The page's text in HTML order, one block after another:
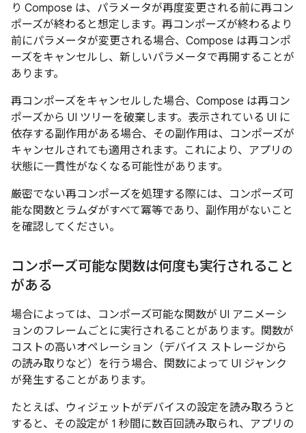
り Compose は、パラメータが再度変更される前に再コン
ポーズが終わると想定します。再コンポーズが終わるより
前にパラメータが変更される場合、Compose は再コンポ
ーズをキャンセルし、新しいパラメータで再開することが
あります。
再コンポーズをキャンセルした場合、Compose は再コン
ポーズから UI ツリーを破棄します。表示されている UI に
依存する副作用がある場合、その副作用は、コンポーズが
キャンセルされても適用されます。これにより、アプリの
状態に一貫性がなくなる可能性があります。
厳密でない再コンポーズを処理する際には、コンポーズ可
能な関数とラムダがすべて冪等であり、副作用がないこと
を確認してください。
コンポーズ可能な関数は何度も実行されること
がある
場合によっては、コンポーズ可能な関数が UI アニメーシ
ョンのフレームごとに実行されることがあります。関数が
コストの高いオペレーション（デバイス ストレージから
の読み取りなど）を行う場合、関数によって UI ジャンク
が発生することがあります。
たとえば、ウィジェットがデバイスの設定を読み取ろうと
すると、その設定が 1 秒間に数百回読み取られ、アプリの